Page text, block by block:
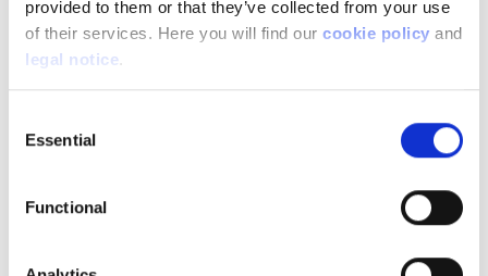
provided to them or that they’ve collected from your use
of their services. Here you will find our cookie policy and
legal notice.
Selection
Essential
Functional
par région et classe MMA 2010-2024
II.C.4. Immatriculations véhicules utilitaires
légers par marque 2019-2024
II.D. MOTOCYCLES ET CYCLOMOTEURS
d'occasion par région et province 2010-2024
II.D.2. Immatriculations motos neuves par